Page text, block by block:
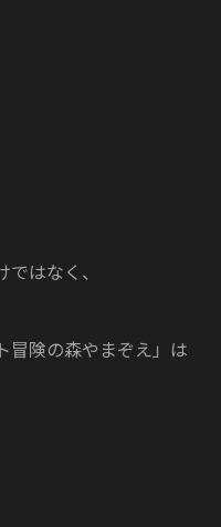
はなく、
冒険の森やまぞえ」は